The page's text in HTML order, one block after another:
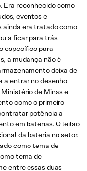
Era reconhecido como
eventos e
ainda era tratado como
a ficar para trás.
específico para
a mudança não é
deixa de
a entrar no desenho
de Minas e
como o primeiro
potência a
em baterias. O leilão
da bateria no setor.
como tema de
tema de
entre essas duas